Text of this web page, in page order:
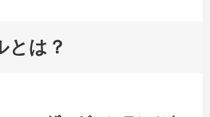
とは？